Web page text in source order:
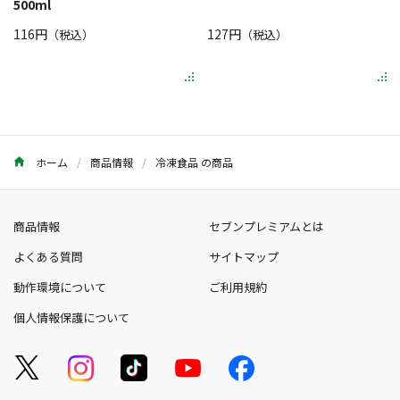
500ml
116円 （税込） 127円（税込）
ホーム 商品情報 冷凍食品 の商品
商品情報
セブンプレミアムとは
よくある質問
サイトマップ
動作環境について
ご利用規約
個人情報保護について